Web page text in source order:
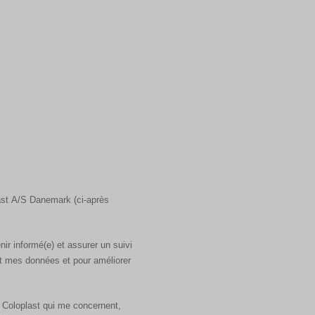
A/S Danemark (ci-après
informé(e) et assurer un suivi
mes données et pour améliorer
qui me concernent,